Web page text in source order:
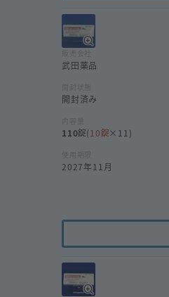
武田薬品
開封済み
110 (10 ×11)
2027年11月